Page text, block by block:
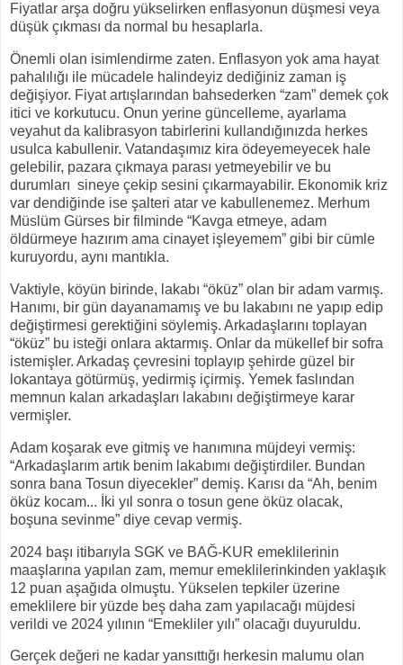
Fiyatlar arşa doğru yükselirken enflasyonun düşmesi veya
düşük çıkması da normal bu hesaplarla.
Önemli olan isimlendirme zaten. Enflasyon yok ama hayat
pahalılığı ile mücadele halindeyiz dediğiniz zaman iş
değişiyor. Fiyat artışlarından bahsederken “zam” demek çok
itici ve korkutucu. Onun yerine güncelleme, ayarlama
veyahut da kalibrasyon tabirlerini kullandığınızda herkes
usulca kabullenir. Vatandaşımız kira ödeyemeyecek hale
gelebilir, pazara çıkmaya parası yetmeyebilir ve bu
durumları sineye çekip sesini çıkarmayabilir. Ekonomik kriz
var dendiğinde ise şalteri atar ve kabullenemez. Merhum
Müslüm Gürses bir filminde “Kavga etmeye, adam
öldürmeye hazırım ama cinayet işleyemem” gibi bir cümle
kuruyordu, aynı mantıkla.
Vaktiyle, köyün birinde, lakabı “öküz” olan bir adam varmış.
Hanımı, bir gün dayanamamış ve bu lakabını ne yapıp edip
değiştirmesi gerektiğini söylemiş. Arkadaşlarını toplayan
“öküz” bu isteği onlara aktarmış. Onlar da mükellef bir sofra
istemişler. Arkadaş çevresini toplayıp şehirde güzel bir
lokantaya götürmüş, yedirmiş içirmiş. Yemek faslından
memnun kalan arkadaşları lakabını değiştirmeye karar
vermişler.
Adam koşarak eve gitmiş ve hanımına müjdeyi vermiş:
“Arkadaşlarım artık benim lakabımı değiştirdiler. Bundan
sonra bana Tosun diyecekler” demiş. Karısı da “Ah, benim
öküz kocam... İki yıl sonra o tosun gene öküz olacak,
boşuna sevinme” diye cevap vermiş.
2024 başı itibarıyla SGK ve BAĞ-KUR emeklilerinin
maaşlarına yapılan zam, memur emeklilerinkinden yaklaşık
12 puan aşağıda olmuştu. Yükselen tepkiler üzerine
emeklilere bir yüzde beş daha zam yapılacağı müjdesi
verildi ve 2024 yılının “Emekliler yılı” olacağı duyuruldu.
Gerçek değeri ne kadar yansıttığı herkesin malumu olan